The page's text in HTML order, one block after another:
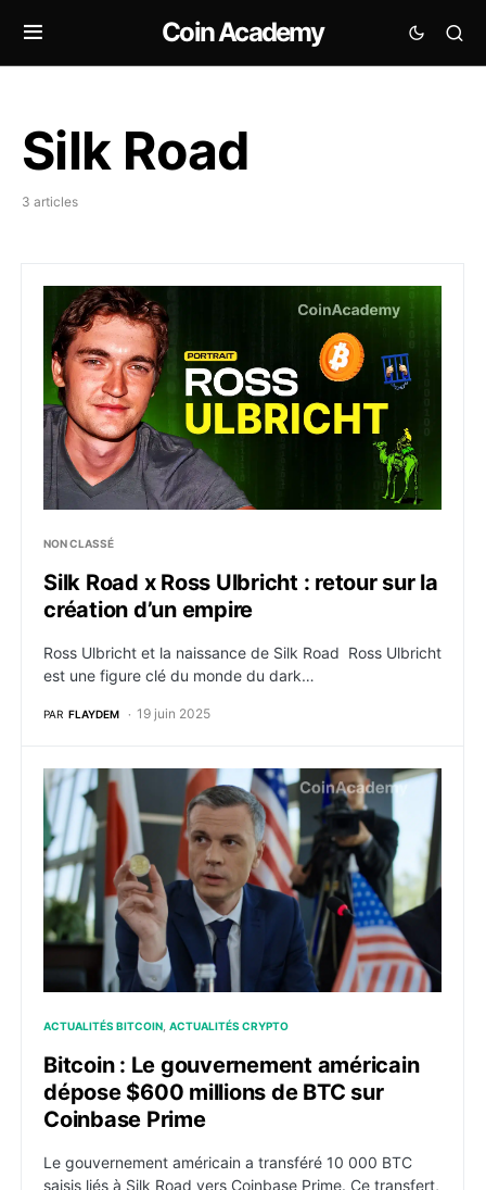
Coin Academy
Silk Road
3 articles
Silk Road x Ross Ulbricht : retour sur la création d’un
NON CLASSÉ
Silk Road x Ross Ulbricht : retour sur la
création d’un empire
Ross Ulbricht et la naissance de Silk Road Ross Ulbricht
est une figure clé du monde du dark…
PAR FLAYDEM 19 juin 2025
Bitcoin : Le gouvernement américain dépose $600
ACTUALITÉS BITCOIN ACTUALITÉS CRYPTO
Bitcoin : Le gouvernement américain
dépose $600 millions de BTC sur
Coinbase Prime
Le gouvernement américain a transféré 10 000 BTC
saisis liés à Silk Road vers Coinbase Prime. Ce transfert,